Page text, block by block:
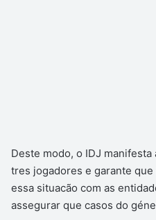
Deste modo, o IDJ
tres jogadores e garante que
essa situacão com as
assegurar que casos do